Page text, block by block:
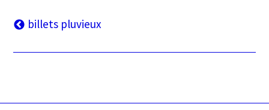
Navigation
billets pluvieux